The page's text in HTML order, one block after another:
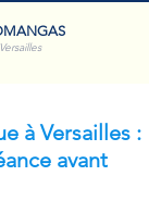
à Versailles :
avant